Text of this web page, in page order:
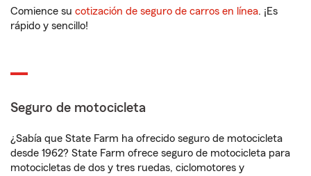
Comience su cotización de seguro de carros en línea. ¡Es
rápido y sencillo!
Seguro de motocicleta
¿Sabía que State Farm ha ofrecido seguro de motocicleta
desde 1962? State Farm ofrece seguro de motocicleta para
motocicletas de dos y tres ruedas, ciclomotores y